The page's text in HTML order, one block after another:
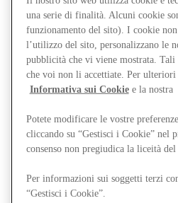
Gift Card
Servizi
una serie di finalità. Alcuni cookie
funzionamento del sito). I cookie
l’utilizzo del sito, personalizzano le
pubblicità che vi viene mostrata. Tali
che voi non li accettiate. Per
Informativa sui Cookiee la nostra
Potete modificare le vostre
cliccando su “Gestisci i Cookie” nel
consenso non pregiudica la liceità
Per informazioni sui soggetti terzi
“Gestisci i Cookie”.